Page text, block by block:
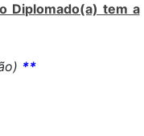
Diplomado(a) tem a
**